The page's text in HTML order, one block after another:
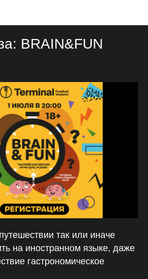
BRAIN&FUN
так или иначе
на иностранном языке, даже
гастрономическое